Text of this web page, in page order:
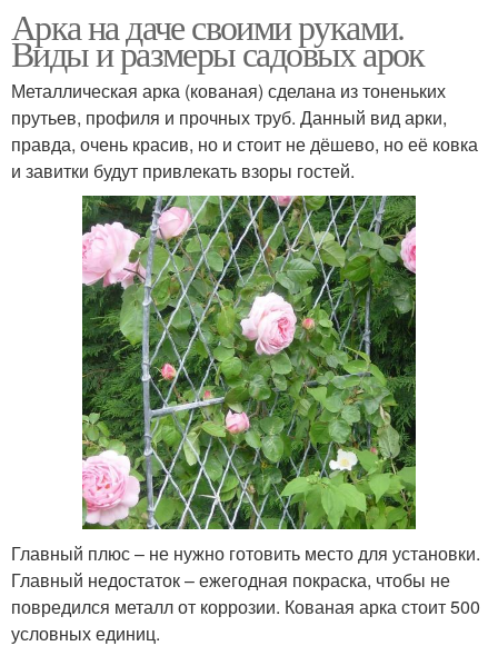
Арка на даче своими руками.
Виды и размеры садовых арок
Металлическая арка (кованая) сделана из тоненьких
прутьев, профиля и прочных труб. Данный вид арки,
правда, очень красив, но и стоит не дёшево, но её ковка
и завитки будут привлекать взоры гостей.
Главный плюс – не нужно готовить место для установки.
Главный недостаток – ежегодная покраска, чтобы не
повредился металл от коррозии. Кованая арка стоит 500
условных единиц.